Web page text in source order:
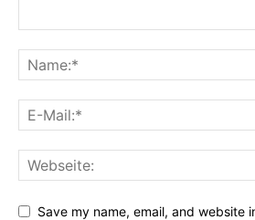
Save my name, email, and website